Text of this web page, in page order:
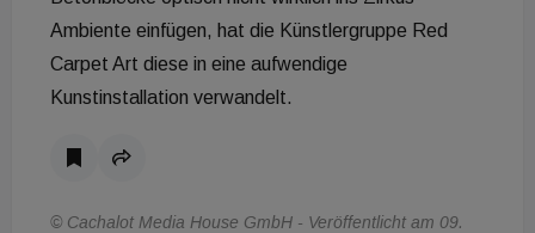
Ambiente einfügen, hat die Künstlergruppe Red
Carpet Art diese in eine aufwendige
Kunstinstallation verwandelt.
© Cachalot Media House GmbH - Veröffentlicht am 09.